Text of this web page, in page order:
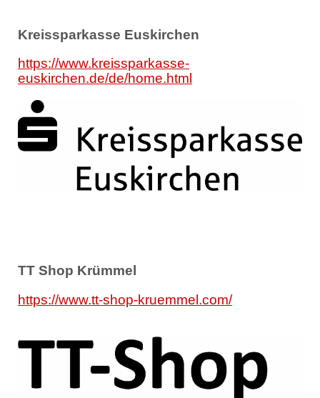
Kreissparkasse Euskirchen
https://www.kreissparkasse-
euskirchen.de/de/home.html
TT Shop Krümmel
https://www.tt-shop-kruemmel.com/